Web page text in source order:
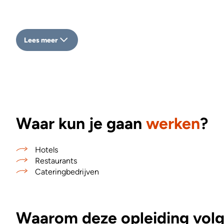
Lees meer
Waar kun je gaan werken?
Hotels
Restaurants
Cateringbedrijven
Waarom deze opleiding